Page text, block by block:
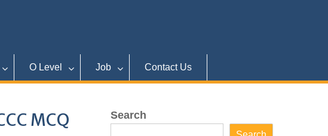
O Level Job Contact Us
MCQ
Search